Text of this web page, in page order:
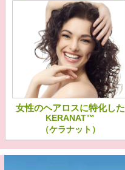
女性のヘアロスに特化した
KERANAT™
（ケラナット）